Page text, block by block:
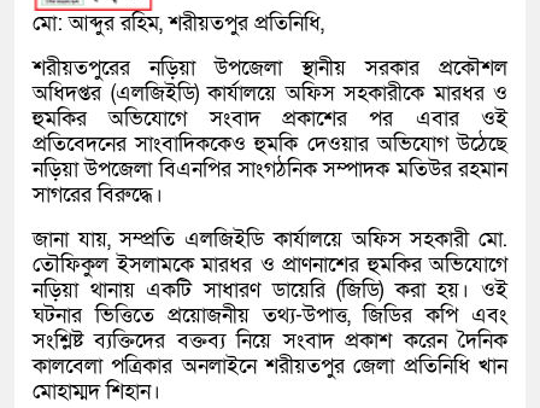
মো: আব্দুর রহিম, শরীয়তপুর প্রতিনিধি,
শরীয়তপুরের নড়িয়া উপজেলা স্থানীয় সরকার প্রকৌশল
অধিদপ্তর (এলজিইডি) কার্যালয়ে অফিস সহকারীকে মারধর ও
হুমকির অভিযোগে সংবাদ প্রকাশের পর এবার ওই
প্রতিবেদনের সাংবাদিককেও হুমকি দেওয়ার অভিযোগ উঠেছে
নড়িয়া উপজেলা বিএনপির সাংগঠনিক সম্পাদক মতিউর রহমান
সাগরের বিরুদ্ধে।
জানা যায়, সম্প্রতি এলজিইডি কার্যালয়ে অফিস সহকারী মো.
তৌফিকুল ইসলামকে মারধর ও প্রাণনাশের হুমকির অভিযোগে
নড়িয়া থানায় একটি সাধারণ ডায়েরি (জিডি) করা হয়। ওই
ঘটনার ভিত্তিতে প্রয়োজনীয় তথ্য-উপাত্ত, জিডির কপি এবং
সংশ্লিষ্ট ব্যক্তিদের বক্তব্য নিয়ে সংবাদ প্রকাশ করেন দৈনিক
কালবেলা পত্রিকার অনলাইনে শরীয়তপুর জেলা প্রতিনিধি খান
মোহাম্মদ শিহান।